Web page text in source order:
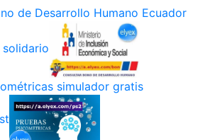
de Desarrollo Humano Ecuador
solidario
simulador gratis